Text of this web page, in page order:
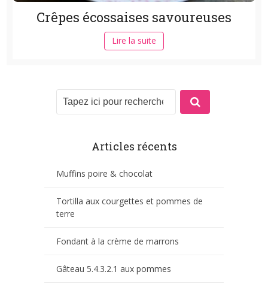
Crêpes écossaises savoureuses
Lire la suite
Articles récents
Muffins poire & chocolat
Tortilla aux courgettes et pommes de
terre
Fondant à la crème de marrons
Gâteau 5.4.3.2.1 aux pommes